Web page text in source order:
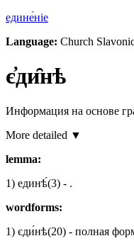
едине́ніе
Language: Church
є҆ди̑нѣ
Информация на основе
More detailed ▼
lemma:
1) единѣ́(3) - .
wordforms:
1) єди́нѣ(20) - полная